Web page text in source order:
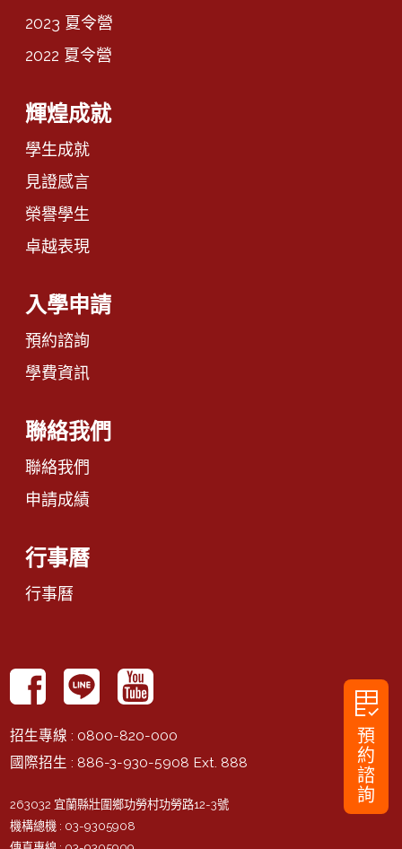
rubric
預
約
諮
詢
招生專線 : 0800-820-000
國際招生 : 886-3-930-5908 Ext. 888
263032 宜蘭縣壯圍鄉功勞村功勞路12-3號
機構總機 : 03-9305908
2023 夏令營
2022 夏令營
輝煌成就
學生成就
見證感言
榮譽學生
卓越表現
入學申請
預約諮詢
學費資訊
聯絡我們
聯絡我們
申請成績
行事曆
行事曆